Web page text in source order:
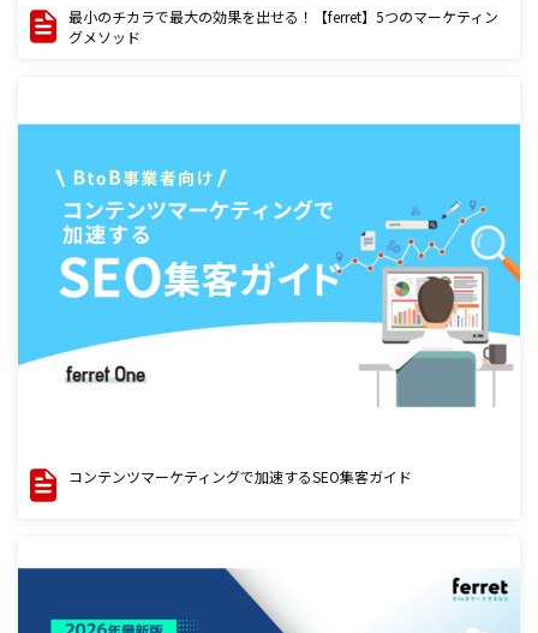
最小のチカラで最大の効果を出せる！【ferret】5つのマーケティン
グメソッド
コンテンツマーケティングで加速するSEO集客ガイド